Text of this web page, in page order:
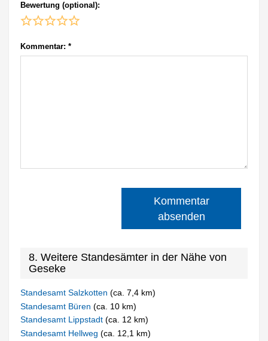
Bewertung (optional):
Kommentar: *
Kommentar
absenden
8. Weitere Standesämter in der Nähe von
Geseke
Standesamt Salzkotten(ca. 7,4 km)
Standesamt Büren(ca. 10 km)
Standesamt Lippstadt(ca. 12 km)
Standesamt Hellweg(ca. 12,1 km)